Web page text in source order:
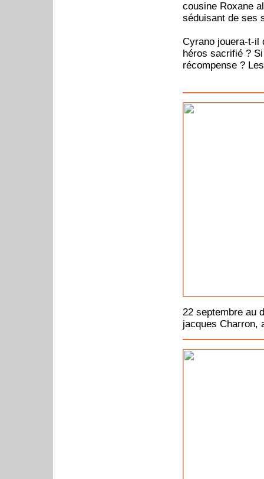
cousine Roxane
séduisant de ses
Cyrano jouera-t-il
héros sacrifié ?
récompense ?
22 septembre au
jacques Charron,